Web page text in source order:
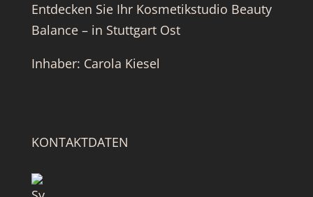
Entdecken Sie Ihr Kosmetikstudio Beauty
Balance – in Stuttgart Ost
Inhaber: Carola Kiesel
KONTAKTDATEN